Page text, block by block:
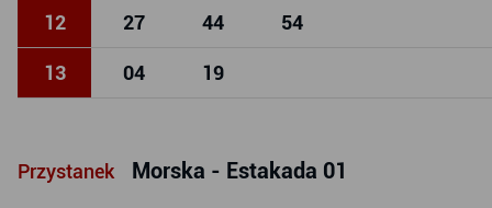
12 27 44 54
13 04 19
Przystanek Morska - Estakada 01